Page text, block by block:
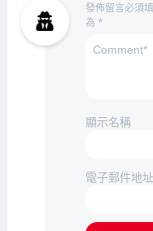
發佈留言必須
為 *
顯示名稱
電子郵件地址